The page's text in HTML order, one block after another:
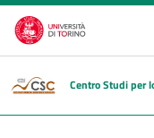
Salta al contenuto
Centro Studi per